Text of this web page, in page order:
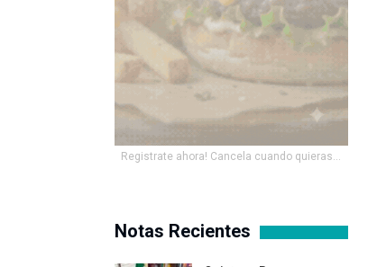
Registrate ahora! Cancela cuando quieras...
Notas Recientes